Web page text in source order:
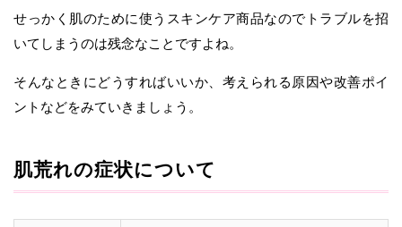
せっかく肌のために使うスキンケア商品なのでトラブルを招
いてしまうのは残念なことですよね。
そんなときにどうすればいいか、考えられる原因や改善ポイ
ントなどをみていきましょう。
肌荒れの症状について